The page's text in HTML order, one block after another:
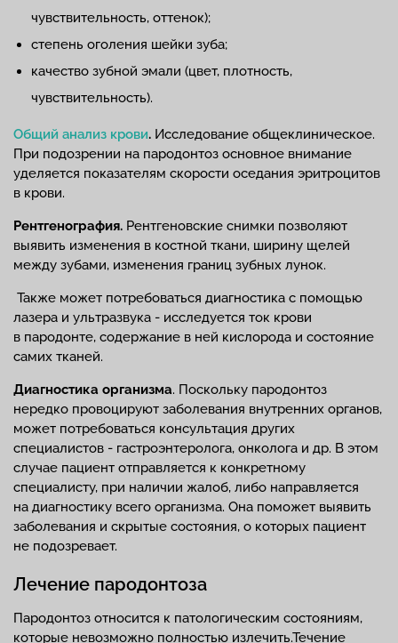
чувствительность, оттенок);
степень оголения шейки зуба;
качество зубной эмали (цвет, плотность,
чувствительность).
Общий анализ крови. Исследование общеклиническое.
При подозрении на пародонтоз основное внимание
уделяется показателям скорости оседания эритроцитов
в крови.
Рентгенография. Рентгеновские снимки позволяют
выявить изменения в костной ткани, ширину щелей
между зубами, изменения границ зубных лунок.
Также может потребоваться диагностика с помощью
лазера и ультразвука - исследуется ток крови
в пародонте, содержание в ней кислорода и состояние
самих тканей.
Диагностика организма. Поскольку пародонтоз
нередко провоцируют заболевания внутренних органов,
может потребоваться консультация других
специалистов - гастроэнтеролога, онколога и др. В этом
случае пациент отправляется к конкретному
специалисту, при наличии жалоб, либо направляется
на диагностику всего организма. Она поможет выявить
заболевания и скрытые состояния, о которых пациент
не подозревает.
Лечение пародонтоза
Пародонтоз относится к патологическим состояниям,
которые невозможно полностью излечить.Течение